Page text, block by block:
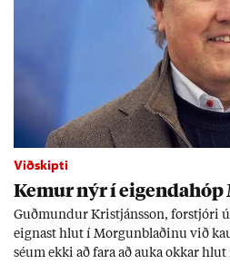
Viðskipti
Kem­ur nýr í
Guð­mund­ur Kristjáns­son, for­stjóri
eign­ast hlut í Morg­un­blað­inu við
sé­um ekki að fara að auka okk­ar